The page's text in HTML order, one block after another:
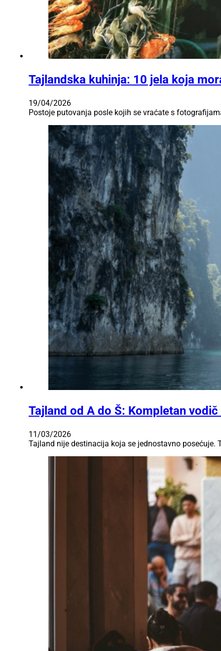
Tajlandska kuhinja: 10 jela koja
19/04/2026
Postoje putovanja posle kojih se vraćate s
Tajland od A do Š: Kompletan
11/03/2026
Tajland nije destinacija koja se jednostavno